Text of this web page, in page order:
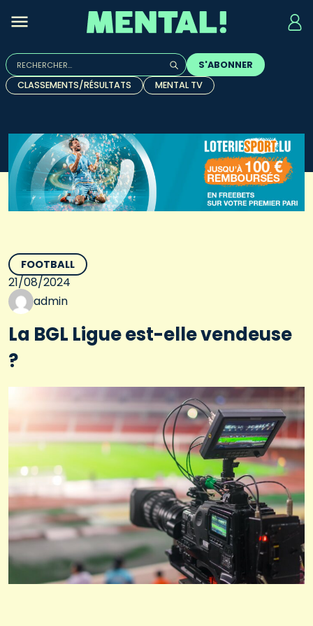
Rechercher :
Quand les résultats de l'auto-complétion sont
S'ABONNER
CLASSEMENTS/RÉSULTATS
MENTAL TV
FOOTBALL
21/08/2024
admin
La BGL Ligue est-elle vendeuse
?